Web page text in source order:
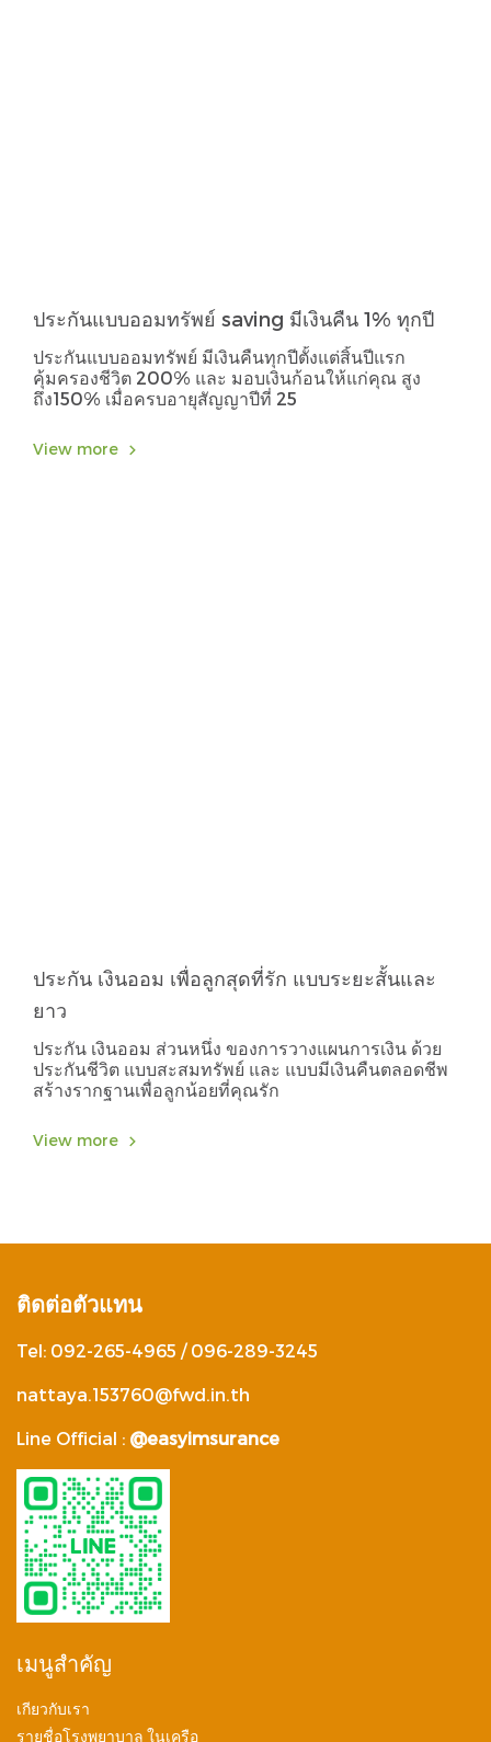
ประกันแบบออมทรัพย์ saving มีเงินคืน 1% ทุกปี
ประกันแบบออมทรัพย์ มีเงินคืนทุกปีตั้งแต่สิ้นปีแรก
คุ้มครองชีวิต 200% และ มอบเงินก้อนให้แก่คุณ สูง
ถึง150% เมื่อครบอายุสัญญาปีที่ 25
View more
ประกัน เงินออม เพื่อลูกสุดที่รัก แบบระยะสั้นและ
ยาว
ประกัน เงินออม ส่วนหนึ่ง ของการวางแผนการเงิน ด้วย
ประกันชีวิต แบบสะสมทรัพย์ และ แบบมีเงินคืนตลอดชีพ
สร้างรากฐานเพื่อลูกน้อยที่คุณรัก
View more
ติดต่อตัวแทน
Tel: 092-265-4965 / 096-289-3245
nattaya.153760@fwd.in.th
Line Official : @easyimsurance
เมนูสำคัญ
เกียวกับเรา
รายชื่อโรงพยาบาล ในเครือ